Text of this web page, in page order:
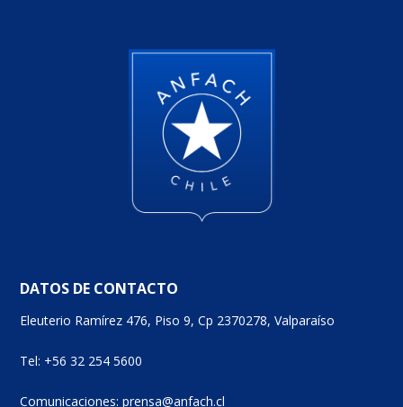
DATOS DE CONTACTO
Eleuterio Ramírez 476, Piso 9, Cp 2370278, Valparaíso
Tel: +56 32 254 5600
Comunicaciones: prensa@anfach.cl